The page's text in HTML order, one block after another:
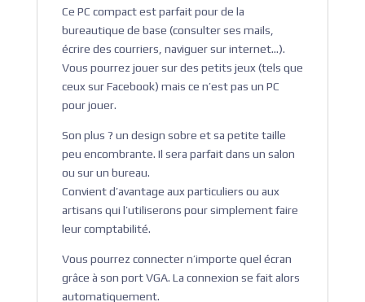
Ce PC compact est parfait pour de la
bureautique de base (consulter ses mails,
écrire des courriers, naviguer sur internet…).
Vous pourrez jouer sur des petits jeux (tels que
ceux sur Facebook) mais ce n’est pas un PC
pour jouer.
Son plus ? un design sobre et sa petite taille
peu encombrante. Il sera parfait dans un salon
ou sur un bureau.
Convient d’avantage aux particuliers ou aux
artisans qui l’utiliserons pour simplement faire
leur comptabilité.
Vous pourrez connecter n’importe quel écran
grâce à son port VGA. La connexion se fait alors
automatiquement.